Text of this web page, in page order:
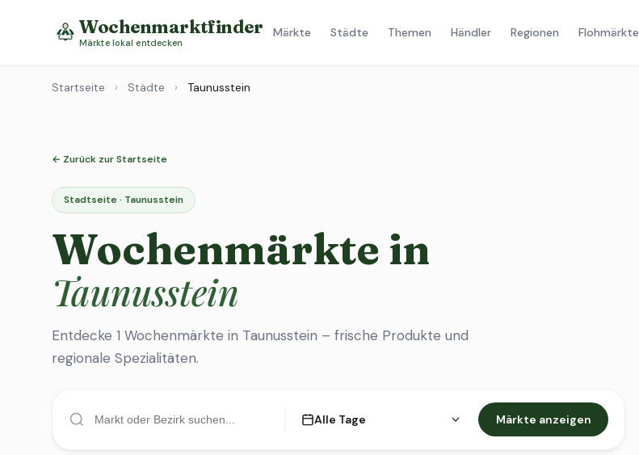
Wochenmarktfinder
Märkte lokal entdecken
Märkte Städte Themen Händler Regionen Flohmärkte
Startseite › Städte › Taunusstein
← Zurück zur Startseite
Stadtseite · Taunusstein
Wochenmärkte in
Taunusstein
Entdecke 1 Wochenmärkte in Taunusstein – frische Produkte und
regionale Spezialitäten.
Alle Tage Märkte anzeigen